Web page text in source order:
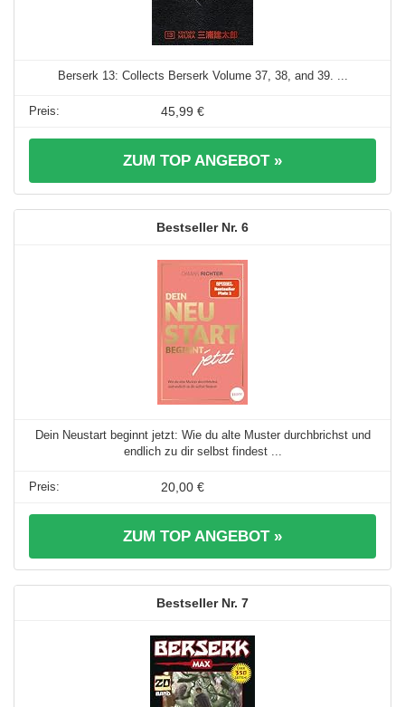
Berserk 13: Collects Berserk Volume 37, 38, and 39. ...
45,99 €
ZUM TOP ANGEBOT »
6
Dein Neustart beginnt jetzt: Wie du alte Muster durchbrichst und
endlich zu dir selbst findest ...
20,00 €
ZUM TOP ANGEBOT »
7